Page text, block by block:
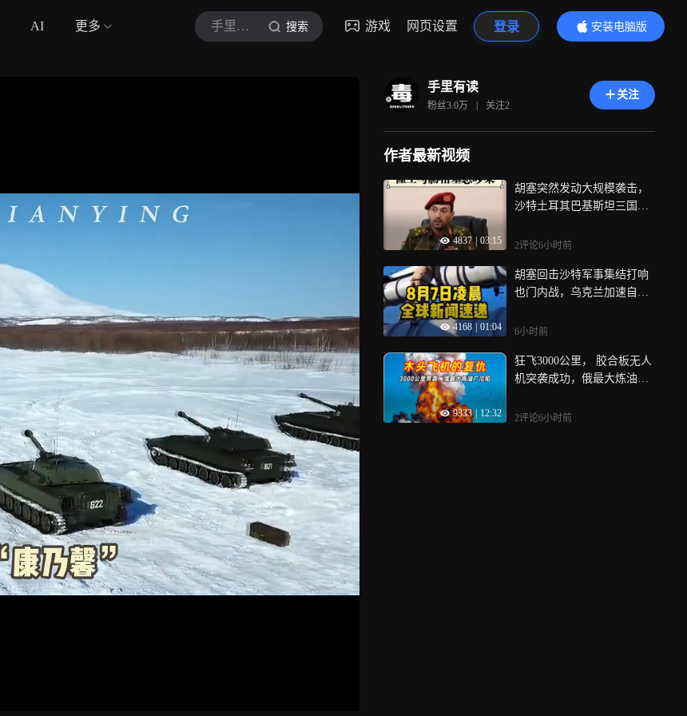
AI 更多 手里有读 搜索 游戏 网页设置 登录
安装电脑版
内容更精彩
手里有读
粉丝3.0万 | 关注2
关注
作者最新视频
4837 03:15
胡塞突然发动大规模袭击，
沙特土耳其巴基斯坦三国结
2评论6小时前
4168 01:04
胡塞回击沙特军事集结打响
也门内战，乌克兰加速自研
6小时前
9333 12:32
狂飞3000公里， 胶合板无人
机突袭成功，俄最大炼油厂7
2评论6小时前